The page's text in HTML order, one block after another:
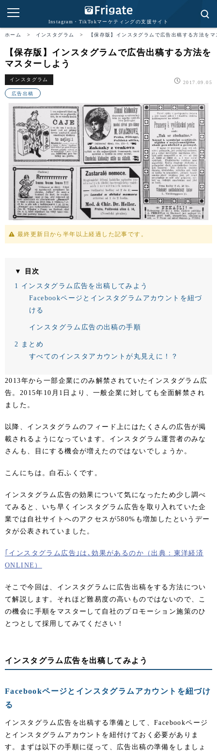
Instagram・TikTokマーケティングの支援サイト
ホーム > インスタグラム > 【保存版】インスタグラムで広告出稿する方法を
【保存版】インスタグラムで広告出稿する方法を
マスターしよう
インスタグラム
2017.09.05
広告出稿
最終更新日から半年以上経過した記事です。
▼ 目次
1 インスタグラム広告を出稿してみよう
Facebookページとインスタグラムアカウントを紐づ
ける
インスタグラム広告の出稿の手順
2 まとめ
すべてのインスタアカウントが丸見えに！？
2013年から一部企業にのみ解禁されていたインスタグラム広
告。2015年10月1日より、一般企業に対しても全面解禁され
ました。
以降、インスタグラムのフィード上にはたくさんの広告が掲
載されるようになっています。インスタグラム運営者のみな
さんも、目にする機会が増えたのではないでしょうか。
こんにちは。白石ふくです。
インスタグラム広告の効果について気になったため少し調べ
てみると、いち早くインスタグラム広告を取り入れていた企
業では自社サイトへのアクセスが580%も増加したというデー
タが公表されていました。
｢インスタグラム広告｣は､効果があるのか（出典：東洋経済
ONLINE）
そこで今回は、インスタグラムに広告出稿をする方法につい
て解説します。それほど難易度の高いものではないので、こ
の機会に手順をマスターして自社のプロモーション施策のひ
とつとして採用してみてください！
インスタグラム広告を出稿してみよう
Facebookページとインスタグラムアカウントを紐づけ
る
インスタグラム広告を出稿する準備として、Facebookページ
とインスタグラムアカウントを紐付けておく必要がありま
す。まずは以下の手順に従って、広告出稿の準備をしましょ